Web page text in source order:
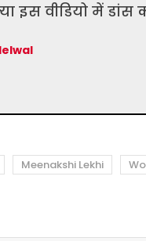
इस वीडियो में डांस
Meenakshi Lekhi